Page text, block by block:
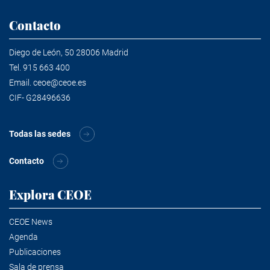
Contacto
Diego de León, 50 28006 Madrid
Tel. 915 663 400
Email. ceoe@ceoe.es
CIF- G28496636
Todas las sedes
Contacto
Explora CEOE
CEOE News
Agenda
Publicaciones
Sala de prensa